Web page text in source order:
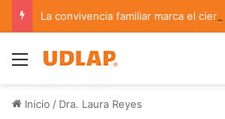
Menu
Inicio / Dra. Laura Reyes